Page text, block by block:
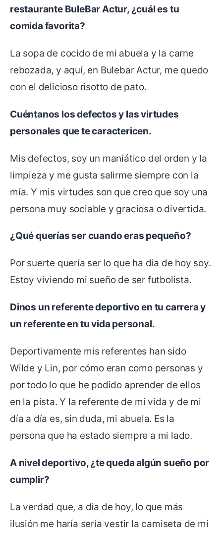
restaurante BuleBar Actur, ¿cuál es tu
comida favorita?
La sopa de cocido de mi abuela y la carne
rebozada, y aquí, en Bulebar Actur, me quedo
con el delicioso risotto de pato.
Cuéntanos los defectos y las virtudes
personales que te caractericen.
Mis defectos, soy un maniático del orden y la
limpieza y me gusta salirme siempre con la
mía. Y mis virtudes son que creo que soy una
persona muy sociable y graciosa o divertida.
¿Qué querías ser cuando eras pequeño?
Por suerte quería ser lo que ha día de hoy soy.
Estoy viviendo mi sueño de ser futbolista.
Dinos un referente deportivo en tu carrera y
un referente en tu vida personal.
Deportivamente mis referentes han sido
Wilde y Lin, por cómo eran como personas y
por todo lo que he podido aprender de ellos
en la pista. Y la referente de mi vida y de mi
día a día es, sin duda, mi abuela. Es la
persona que ha estado siempre a mi lado.
A nivel deportivo, ¿te queda algún sueño por
cumplir?
La verdad que, a día de hoy, lo que más
ilusión me haría sería vestir la camiseta de mi